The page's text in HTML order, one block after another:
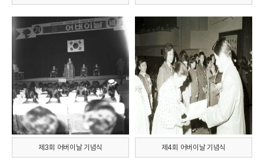
제3회 어버이날 기념식 제4회 어버이날 기념식